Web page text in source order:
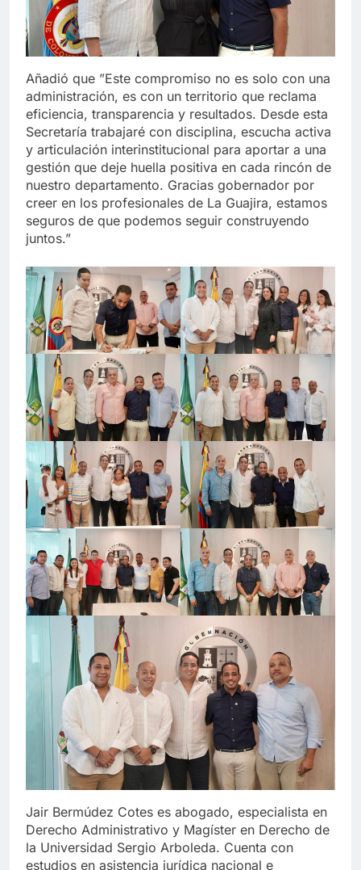
Añadió que ”Este compromiso no es solo con una
administración, es con un territorio que reclama
eficiencia, transparencia y resultados. Desde esta
Secretaría trabajaré con disciplina, escucha activa
y articulación interinstitucional para aportar a una
gestión que deje huella positiva en cada rincón de
nuestro departamento. Gracias gobernador por
creer en los profesionales de La Guajira, estamos
seguros de que podemos seguir construyendo
juntos.”
Jair Bermúdez Cotes es abogado, especialista en
Derecho Administrativo y Magíster en Derecho de
la Universidad Sergio Arboleda. Cuenta con
estudios en asistencia jurídica nacional e